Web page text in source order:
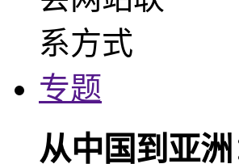
专题
从中国到亚洲